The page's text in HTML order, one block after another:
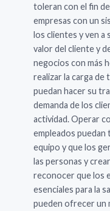
toleran con el fin
empresas con un
los clientes y ven a
valor del cliente y
negocios con más
realizar la carga de
puedan hacer su
demanda de los
actividad. Operar
empleados puedan
equipo y que los
las personas y
reconocer que los
esenciales para la
pueden ofrecer un